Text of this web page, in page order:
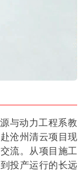
与动力工程系教
沧州清云项目现
流。从项目施工
投产运行的长远